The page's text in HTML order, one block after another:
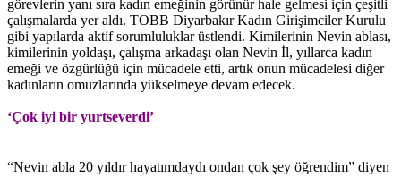
görevlerin yanı sıra kadın emeğinin görünür hale gelmesi için çeşitli
çalışmalarda yer aldı. TOBB Diyarbakır Kadın Girişimciler Kurulu
gibi yapılarda aktif sorumluluklar üstlendi. Kimilerinin Nevin ablası,
kimilerinin yoldaşı, çalışma arkadaşı olan Nevin İl, yıllarca kadın
emeği ve özgürlüğü için mücadele etti, artık onun mücadelesi diğer
kadınların omuzlarında yükselmeye devam edecek.
‘Çok iyi bir yurtseverdi’
“Nevin abla 20 yıldır hayatımdaydı ondan çok şey öğrendim” diyen